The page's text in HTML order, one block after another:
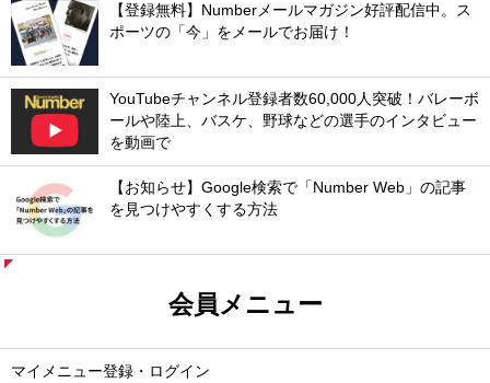
【登録無料】Numberメールマガジン好評配信中。ス
ポーツの「今」をメールでお届け！
YouTubeチャンネル登録者数60,000人突破！バレーボ
ールや陸上、バスケ、野球などの選手のインタビュー
を動画で
【お知らせ】Google検索で「Number Web」の記事
を見つけやすくする方法
会員メニュー
マイメニュー登録・ログイン